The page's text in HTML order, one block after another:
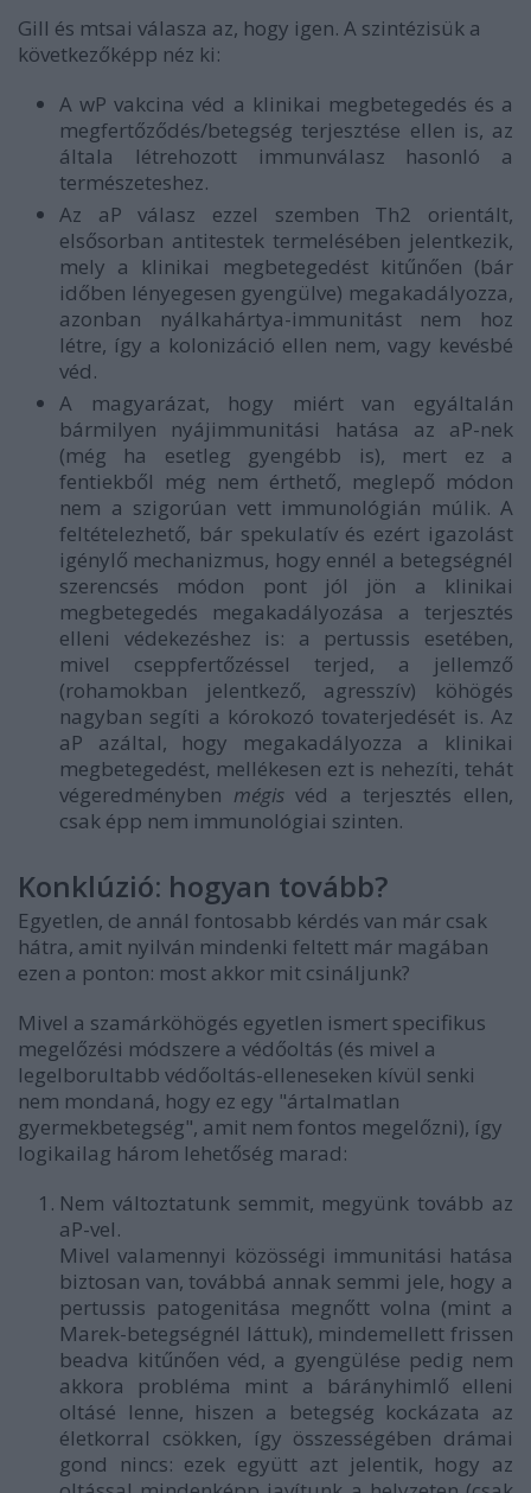
Gill és mtsai válasza az, hogy igen. A szintézisük a
következőképp néz ki:
A wP vakcina véd a klinikai megbetegedés és a
megfertőződés/betegség terjesztése ellen is, az
általa létrehozott immunválasz hasonló a
természeteshez.
Az aP válasz ezzel szemben Th2 orientált,
elsősorban antitestek termelésében jelentkezik,
mely a klinikai megbetegedést kitűnően (bár
időben lényegesen gyengülve) megakadályozza,
azonban nyálkahártya-immunitást nem hoz
létre, így a kolonizáció ellen nem, vagy kevésbé
véd.
A magyarázat, hogy miért van egyáltalán
bármilyen nyájimmunitási hatása az aP-nek
(még ha esetleg gyengébb is), mert ez a
fentiekből még nem érthető, meglepő módon
nem a szigorúan vett immunológián múlik. A
feltételezhető, bár spekulatív és ezért igazolást
igénylő mechanizmus, hogy ennél a betegségnél
szerencsés módon pont jól jön a klinikai
megbetegedés megakadályozása a terjesztés
elleni védekezéshez is: a pertussis esetében,
mivel cseppfertőzéssel terjed, a jellemző
(rohamokban jelentkező, agresszív) köhögés
nagyban segíti a kórokozó tovaterjedését is. Az
aP azáltal, hogy megakadályozza a klinikai
megbetegedést, mellékesen ezt is nehezíti, tehát
végeredményben mégisvéd a terjesztés ellen,
csak épp nem immunológiai szinten.
Konklúzió: hogyan tovább?
Egyetlen, de annál fontosabb kérdés van már csak
hátra, amit nyilván mindenki feltett már magában
ezen a ponton: most akkor mit csináljunk?
Mivel a szamárköhögés egyetlen ismert specifikus
megelőzési módszere a védőoltás (és mivel a
legelborultabb védőoltás-elleneseken kívül senki
nem mondaná, hogy ez egy "ártalmatlan
gyermekbetegség", amit nem fontos megelőzni), így
logikailag három lehetőség marad:
Nem változtatunk semmit, megyünk tovább az
aP-vel.
Mivel valamennyi közösségi immunitási hatása
biztosan van, továbbá annak semmi jele, hogy a
pertussis patogenitása megnőtt volna (mint a
Marek-betegségnél láttuk), mindemellett frissen
beadva kitűnően véd, a gyengülése pedig nem
akkora probléma mint a bárányhimlő elleni
oltásé lenne, hiszen a betegség kockázata az
életkorral csökken, így összességében drámai
gond nincs: ezek együtt azt jelentik, hogy az